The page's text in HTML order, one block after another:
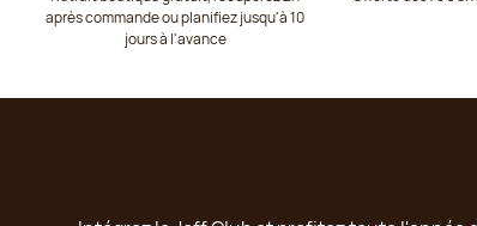
après commande ou planifiez jusqu'à 10
jours à l'avance